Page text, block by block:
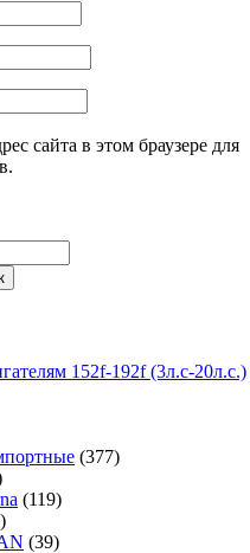
сайта в этом браузере для
152f-192f (3л.с-20л.с.)
(377)
(119)
(39)